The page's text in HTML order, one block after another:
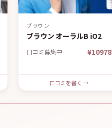
ブラウン
ブラウン オーラルB iO2
口コミ募集中 ¥10978
口コミを書く →